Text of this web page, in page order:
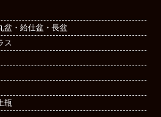
盆・給仕盆・長盆
ス
瓶